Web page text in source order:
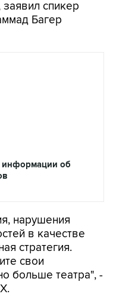
спикер
Багер
информации об
нарушения
в качестве
стратегия.
свои
больше театра", -